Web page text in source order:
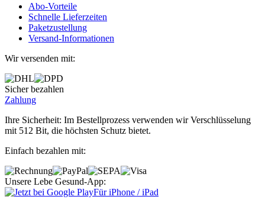
Abo‐Vorteile
Schnelle Lieferzeiten
Paketzustellung
Versand‐Informationen
Wir versenden mit:
Sicher bezahlen
Zahlung
Ihre Sicherheit: Im Bestellprozess verwenden wir Verschlüsselung
mit 512 Bit, die höchsten Schutz bietet.
Einfach bezahlen mit:
Unsere Lebe Gesund-App:
Für iPhone / iPad